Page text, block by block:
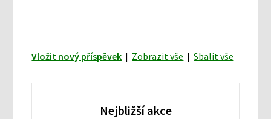
Vložit nový příspěvek | Zobrazit vše |Sbalit vše
Nejbližší akce